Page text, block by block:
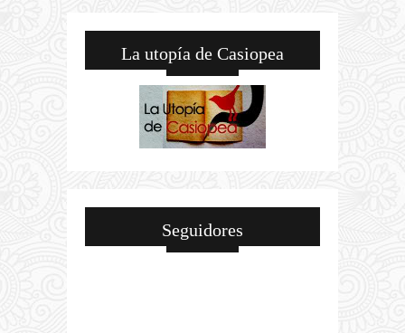
La utopía de Casiopea
Seguidores